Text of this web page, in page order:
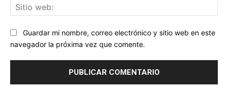
Guardar mi nombre, correo electrónico y sitio web en este
navegador la próxima vez que comente.